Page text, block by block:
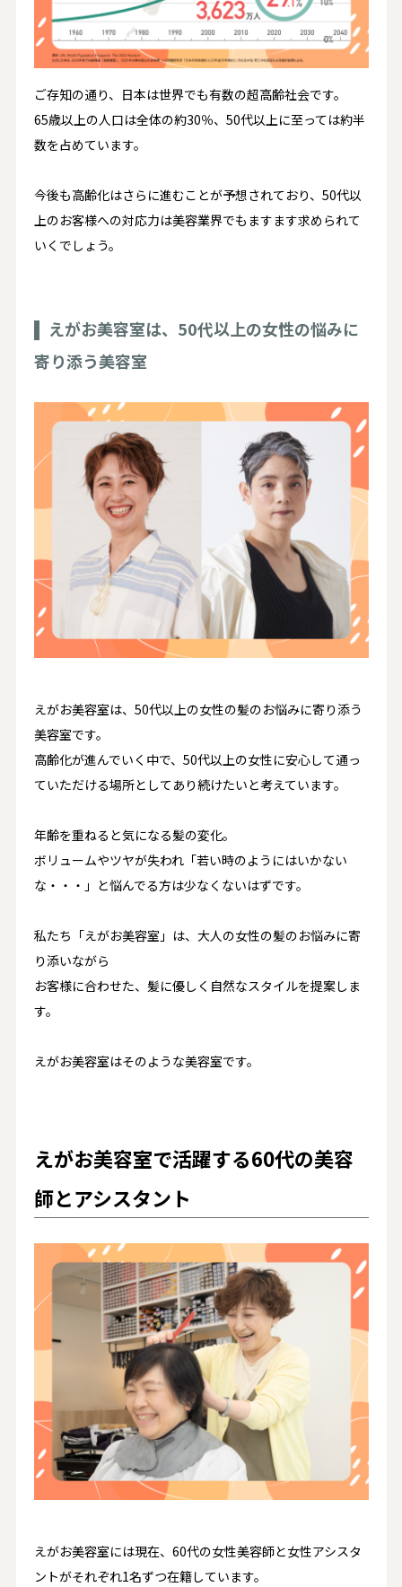
ご存知の通り、日本は世界でも有数の超高齢社会です。
65歳以上の人口は全体の約30％、50代以上に至っては約半
数を占めています。
今後も高齢化はさらに進むことが予想されており、50代以
上のお客様への対応力は美容業界でもますます求められて
いくでしょう。
えがお美容室は、50代以上の女性の悩みに
寄り添う美容室
えがお美容室は、50代以上の女性の髪のお悩みに寄り添う
美容室です。
高齢化が進んでいく中で、50代以上の女性に安心して通っ
ていただける場所としてあり続けたいと考えています。
年齢を重ねると気になる髪の変化。
ボリュームやツヤが失われ「若い時のようにはいかない
な・・・」と悩んでる方は少なくないはずです。
私たち「えがお美容室」は、大人の女性の髪のお悩みに寄
り添いながら
お客様に合わせた、髪に優しく自然なスタイルを提案しま
す。
えがお美容室はそのような美容室です。
えがお美容室で活躍する60代の美容
師とアシスタント
えがお美容室には現在、60代の女性美容師と女性アシスタ
ントがそれぞれ1名ずつ在籍しています。